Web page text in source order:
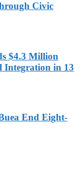
Civic
$4.3 Million
Integration in 13
End Eight-